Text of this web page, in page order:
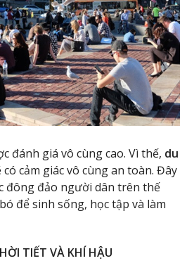
đánh giá vô cùng cao. Vì thế, du
có cảm giác vô cùng an toàn. Đây
đông đảo người dân trên thế
để sinh sống, học tập và làm
TIẾT VÀ KHÍ HẬU